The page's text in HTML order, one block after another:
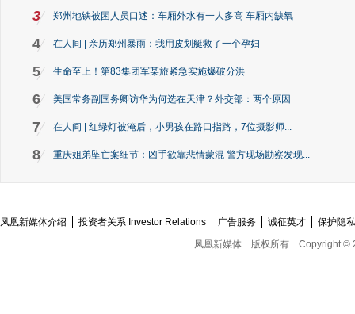
3 郑州地铁被困人员口述：车厢外水有一人多高 车厢内缺氧
4 在人间 | 亲历郑州暴雨：我用皮划艇救了一个孕妇
5 生命至上！第83集团军某旅紧急实施爆破分洪
6 美国常务副国务卿访华为何选在天津？外交部：两个原因
7 在人间 | 红绿灯被淹后，小男孩在路口指路，7位摄影师...
8 重庆姐弟坠亡案细节：凶手欲靠悲情蒙混 警方现场勘察发现...
凤凰新媒体介绍 投资者关系 Investor Relations 广告服务 诚征英才
保护隐
凤凰新媒体
版权所有 Copyright ©